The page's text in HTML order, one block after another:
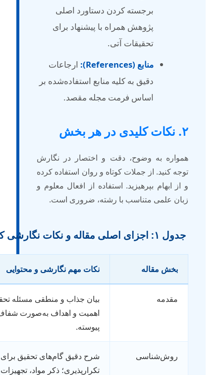
برجسته کردن دستاورد اصلی
پژوهش همراه با پیشنهاد برای
تحقیقات آتی.
ارجاعات
دقیق به کلیه منابع استفاده‌شده بر
اساس فرمت مجله مقصد.
به وضوح، دقت و اختصار در نگارش
کنید. از جملات کوتاه و روان استفاده کرده
از ابهام بپرهیزید. استفاده از افعال معلوم و
علمی متناسب با رشته، ضروری است.
بخش مقاله نکات مهم نگارشی و محتوایی
بیان جذاب و منطقی مسئله تحقیق؛
اهمیت و اهداف به‌صورت شفاف و
روش‌شناسی
شرح دقیق گام‌های تحقیق برای
تکرارپذیری؛ ذکر مواد، تجهیزات و